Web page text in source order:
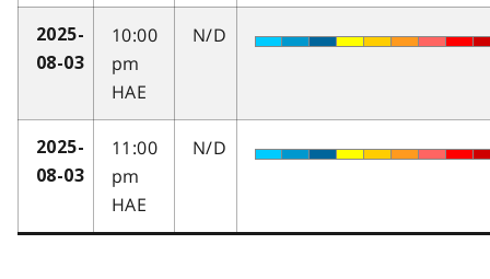
2025-
08-03
10:00
pm
HAE
N/D
2025-
08-03
11:00
pm
HAE
N/D